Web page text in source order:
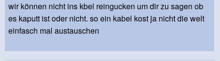
wir können nicht ins kbel reingucken um dir zu sagen ob
es kaputt ist oder nicht. so ein kabel kost ja nicht die welt
einfasch mal austauschen